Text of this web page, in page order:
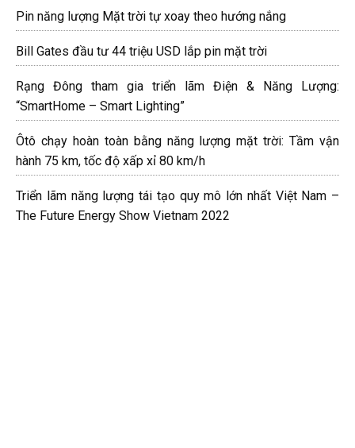
Pin năng lượng Mặt trời tự xoay theo hướng nắng
Bill Gates đầu tư 44 triệu USD lắp pin mặt trời
Rạng Đông tham gia triển lãm Điện & Năng Lượng:
“SmartHome – Smart Lighting”
Ôtô chạy hoàn toàn bằng năng lượng mặt trời: Tầm vận
hành 75 km, tốc độ xấp xỉ 80 km/h
Triển lãm năng lượng tái tạo quy mô lớn nhất Việt Nam –
The Future Energy Show Vietnam 2022